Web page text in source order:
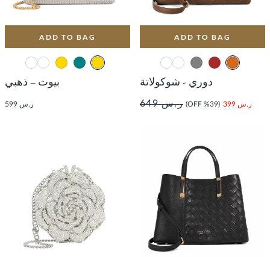
ADD TO BAG
دوري - شوكولاتة
ر.س 399 (39% OFF) ر.س 649
ADD TO BAG
بيوت – ذهبي
ر.س 599